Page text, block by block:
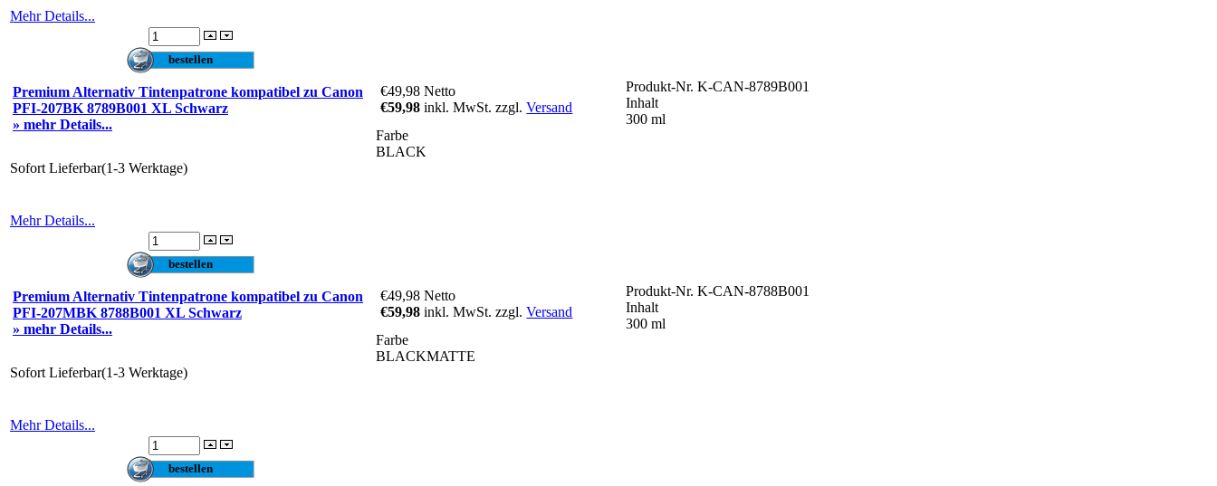
Mehr Details...
Premium Alternativ Tintenpatrone kompatibel zu Canon
PFI-207BK 8789B001 XL Schwarz
» mehr Details...
€49,98Netto
€59,98inkl. MwSt. zzgl.Versand
Produkt-Nr. K-CAN-8789B001
Inhalt
300 ml
Farbe
BLACK
Sofort Lieferbar(1-3 Werktage)
Mehr Details...
Premium Alternativ Tintenpatrone kompatibel zu Canon
PFI-207MBK 8788B001 XL Schwarz
» mehr Details...
€49,98Netto
€59,98inkl. MwSt. zzgl.Versand
Produkt-Nr. K-CAN-8788B001
Inhalt
300 ml
Farbe
BLACKMATTE
Sofort Lieferbar(1-3 Werktage)
Mehr Details...